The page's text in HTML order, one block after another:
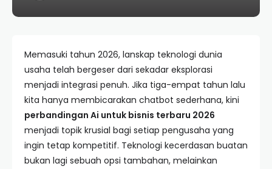
Memasuki tahun 2026, lanskap teknologi dunia
usaha telah bergeser dari sekadar eksplorasi
menjadi integrasi penuh. Jika tiga-empat tahun lalu
kita hanya membicarakan chatbot sederhana, kini
perbandingan Ai untuk bisnis terbaru 2026
menjadi topik krusial bagi setiap pengusaha yang
ingin tetap kompetitif. Teknologi kecerdasan buatan
bukan lagi sebuah opsi tambahan, melainkan